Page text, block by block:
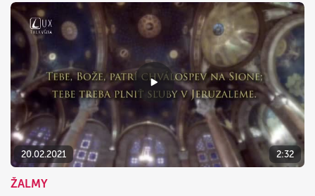
20.02.2021 2:32
ŽALMY